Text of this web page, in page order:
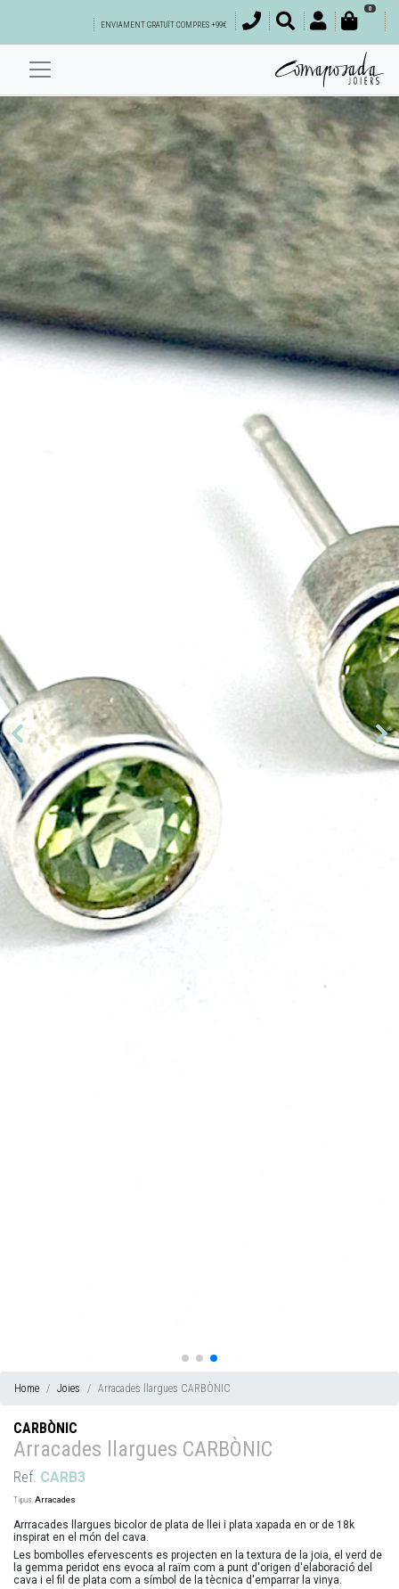
ENVIAMENT GRATUÏT COMPRES +99€
0
Home Joies Arracades llargues CARBÒNIC
CARBÒNIC
Arracades llargues CARBÒNIC
Ref. CARB3
Tipus:Arracades
Arrracades llargues bicolor de plata de llei i plata xapada en or de 18k
inspirat en el món del cava.
Les bombolles efervescents es projecten en la textura de la joia, el verd de
la gemma peridot ens evoca al raïm com a punt d'origen d'elaboració del
cava i el fil de plata com a símbol de la tècnica d'emparrar la vinya.